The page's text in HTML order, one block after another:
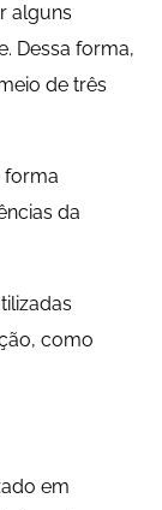
alguns
Dessa forma,
de três
forma
da
como
em